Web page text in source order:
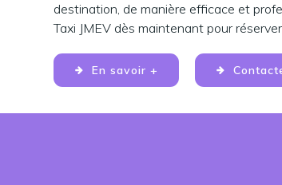
destination, de manière efficace et
Taxi JMEV dès maintenant pour
En savoir +